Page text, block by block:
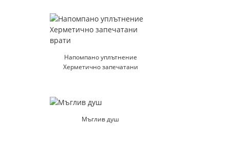
Напомпано уплътнение
Херметично запечатани
Мъглив душ